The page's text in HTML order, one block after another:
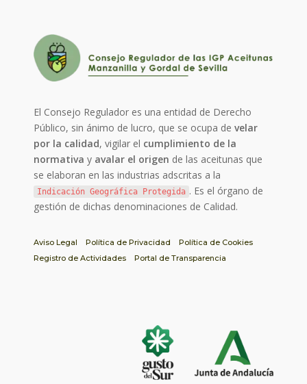
El Consejo Regulador es una entidad de Derecho
Público, sin ánimo de lucro, que se ocupa develar
por la calidad, vigilar el cumplimiento de la
normativa y avalar el origen de las aceitunas que
se elaboran en las industrias adscritas a la
Indicación Geográfica Protegida . Es el órgano de
gestión de dichas denominaciones de Calidad.
Aviso Legal Política de Privacidad
Política de Cookies
Registro de Actividades
Portal de Transparencia